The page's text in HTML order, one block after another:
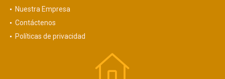
Nuestra Empresa
Contáctenos
Políticas de privacidad